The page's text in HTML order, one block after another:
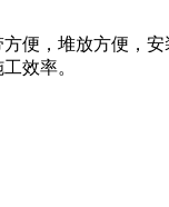
便，堆放方便，
效率。